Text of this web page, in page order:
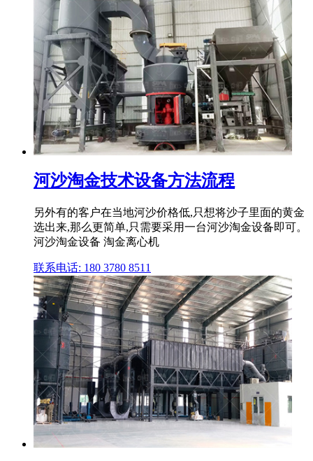
河沙淘金技术设备方法流程
另外有的客户在当地河沙价格低,只想将沙子里面的黄金
选出来,那么更简单,只需要采用一台河沙淘金设备即可。
河沙淘金设备 淘金离心机
联系电话: 180 3780 8511